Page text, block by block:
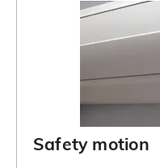
Safety motion